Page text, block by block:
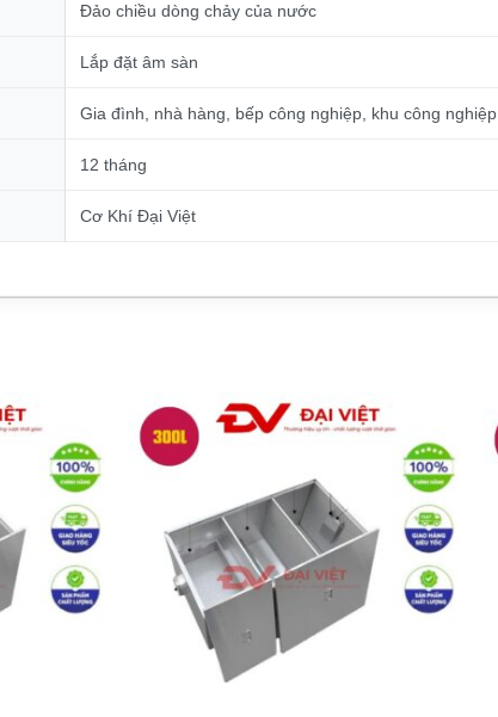
Đảo chiều dòng chảy của nước
Lắp đặt âm sàn
Gia đình, nhà hàng, bếp công nghiệp, khu công nghiệp
12 tháng
Cơ Khí Đại Việt